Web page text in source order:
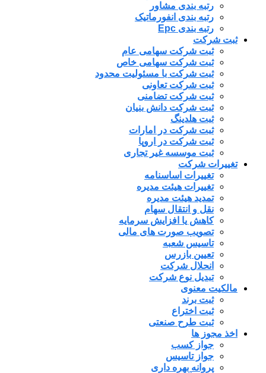
رتبه بندی مشاور
رتبه بندی انفورماتیک
رتبه بندی Epc
ثبت شرکت
ثبت شرکت سهامی عام
ثبت شرکت سهامی خاص
ثبت شرکت با مسئولیت محدود
ثبت شرکت تعاونی
ثبت شرکت تضامنی
ثبت شرکت دانش بنیان
ثبت هلدینگ
ثبت شرکت در امارات
ثبت شرکت در اروپا
ثبت موسسه غیر تجاری
تغییرات شرکت
تغییرات اساسنامه
تغییرات هیئت مدیره
تمدید هیئت مدیره
نقل و انتقال سهام
کاهش یا افزایش سرمایه
تصویب صورت های مالی
تاسیس شعبه
تعیین بازرس
انحلال شرکت
تبدیل نوع شرکت
مالکیت معنوی
ثبت برند
ثبت اختراع
ثبت طرح صنعتی
اخذ مجوز ها
جواز کسب
جواز تاسیس
پروانه بهره داری